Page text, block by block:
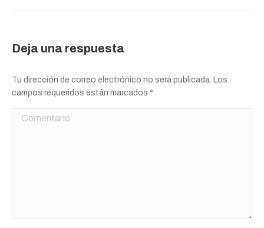
Deja una respuesta
Tu dirección de correo electrónico no será publicada. Los
campos requeridos están marcados *
Comentario